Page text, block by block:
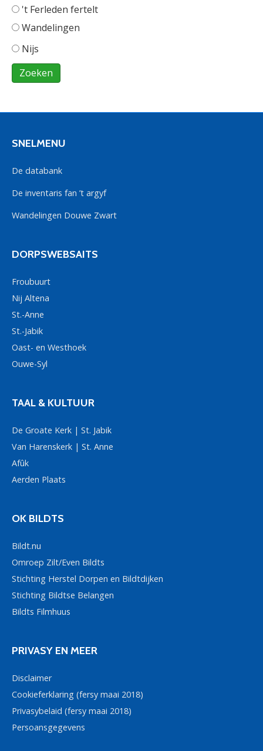
't Ferleden fertelt
Wandelingen
Nijs
SNELMENU
De databank
De inventaris fan ’t argyf
Wandelingen Douwe Zwart
DORPSWEBSAITS
Froubuurt
Nij Altena
St.-Anne
St.-Jabik
Oast- en Westhoek
Ouwe-Syl
TAAL & KULTUUR
De Groate Kerk | St. Jabik
Van Harenskerk | St. Anne
Afûk
Aerden Plaats
OK BILDTS
Bildt.nu
Omroep Zilt/Even Bildts
Stichting Herstel Dorpen en Bildtdijken
Stichting Bildtse Belangen
Bildts Filmhuus
PRIVASY EN MEER
Disclaimer
Cookieferklaring (fersy maai 2018)
Privasybelaid (fersy maai 2018)
Persoansgegevens